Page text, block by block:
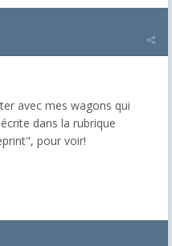
avec mes wagons qui
dans la rubrique
pour voir!